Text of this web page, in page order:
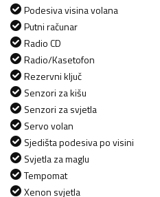
Podesiva visina volana
Putni računar
Radio CD
Radio/Kasetofon
Rezervni ključ
Senzori za kišu
Senzori za svjetla
Servo volan
Sjedišta podesiva po visini
Svjetla za maglu
Tempomat
Xenon svjetla